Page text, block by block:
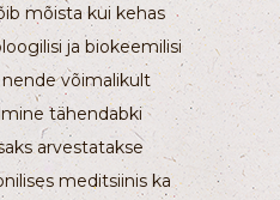
mõista kui kehas
ja biokeemilisi
võimalikult
tähendabki
arvestatakse
meditsiinis ka